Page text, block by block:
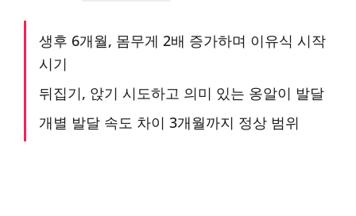
생후 6개월, 몸무게 2배 증가하며 이유식 시작
시기
뒤집기, 앉기 시도하고 의미 있는 옹알이 발달
개별 발달 속도 차이 3개월까지 정상 범위